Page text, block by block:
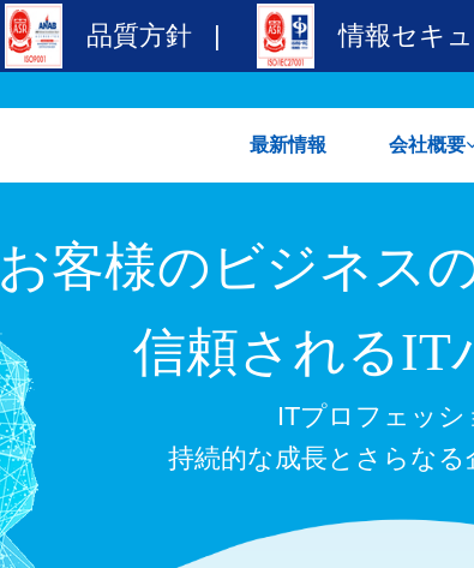
品質方針 | 情報セキ
最新情報 会社概要
お客様のビジネス
信頼されるIT
ITプロフェッ
持続的な成長とさらなる